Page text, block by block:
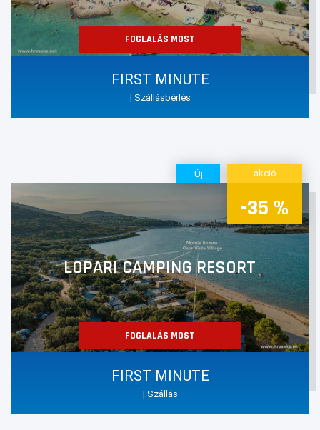
FOGLALÁS MOST
FIRST MINUTE
| Szállásbérlés
Új akció
-35 %
LOPARI CAMPING RESORT
FOGLALÁS MOST
FIRST MINUTE
| Szállás